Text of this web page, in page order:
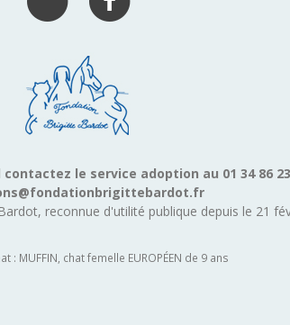
le service adoption au 01 34 86
reconnue d'utilité publique depuis le 21
: MUFFIN, chat femelle EUROPÉEN de 9 ans